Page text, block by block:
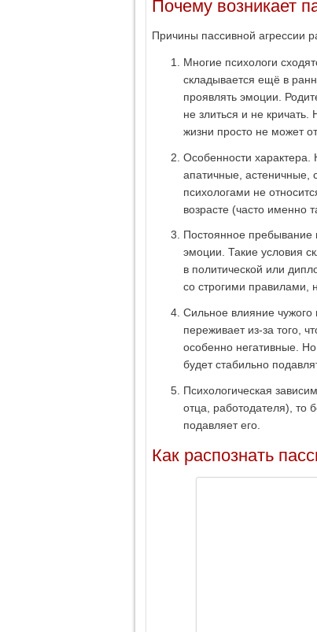
Почему возникает
Причины пассивной агрессии
Многие психологи
складывается ещё в
проявлять эмоции.
не злиться и не
жизни просто не может
Особенности характера.
апатичные, астеничные,
психологами не
возрасте (часто именно
Постоянное пребывание
эмоции. Такие условия
в политической или
со строгими правилами,
Сильное влияние
переживает из-за того,
особенно негативные.
будет стабильно
Психологическая
отца, работодателя), то
подавляет его.
Как распознать